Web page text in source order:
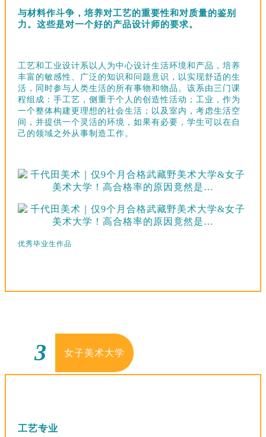
与材料作斗争，培养对工艺的重要性和对质量的鉴别
力。这些是对一个好的产品设计师的要求。
工艺和工业设计系以人为中心设计生活环境和产品，培养
丰富的敏感性、广泛的知识和问题意识，以实现舒适的生
活，同时参与人类生活的所有事物和物品。该系由三门课
程组成：手工艺，侧重于个人的创造性活动；工业，作为
一个整体构建更理想的社会生活；以及室内，考虑生活空
间，并提供一个灵活的环境，如果有必要，学生可以在自
己的领域之外从事制造工作。
优秀毕业生作品
3 女子美术大学
工艺专业